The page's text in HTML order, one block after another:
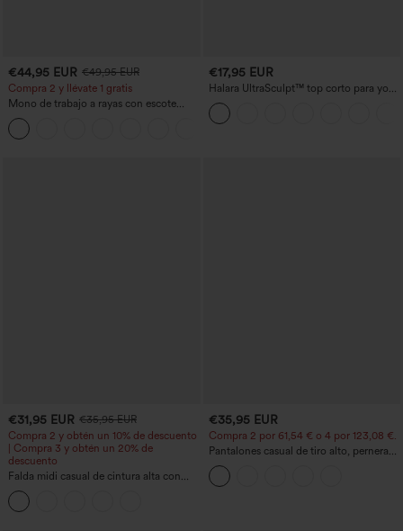
€44,95 EUR €49,95 EUR
Compra 2 y llévate 1 gratis
Mono de trabajo a rayas con escote
barco, sin mangas, lazo lateral, tacto
Cool Touch y bolsillos - Edición Easy
Peezy
€17,95 EUR
Halara UltraSculpt™ top corto para yoga
con tirantes dobles y espalda
descubierta retorcida
€31,95 EUR €35,95 EUR
Compra 2 y obtén un 10% de descuento
| Compra 3 y obtén un 20% de
descuento
Falda midi casual de cintura alta con
control abdominal, fruncida, bajo curvo,
2 en 1 en forro polar y PU
€35,95 EUR
Compra 2 por 61,54 € o 4 por 123,08 €.
Pantalones casual de tiro alto, pernera
ancha y corte holgado, con bolsillos